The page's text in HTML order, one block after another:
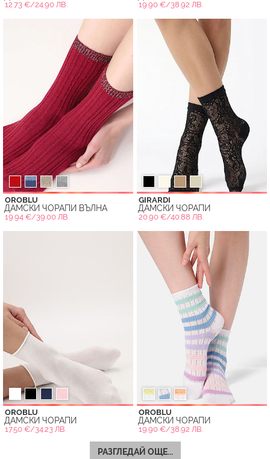
12.73 €/24.90 ЛВ. 19.90 €/38.92 ЛВ.
OROBLU
ДАМСКИ ЧОРАПИ ВЪЛНА
19.94 €/39.00 ЛВ.
GIRARDI
ДАМСКИ ЧОРАПИ
20.90 €/40.88 ЛВ.
OROBLU
ДАМСКИ ЧОРАПИ
17.50 €/34.23 ЛВ.
OROBLU
ДАМСКИ ЧОРАПИ
19.90 €/38.92 ЛВ.
РАЗГЛЕДАЙ ОЩЕ...